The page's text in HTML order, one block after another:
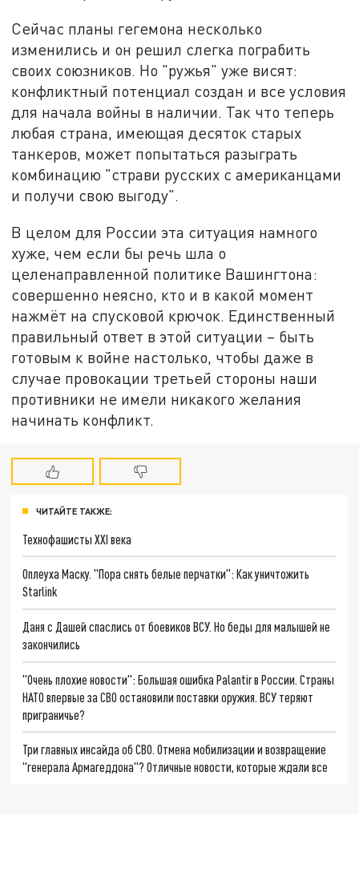
Сейчас планы гегемона несколько
изменились и он решил слегка пограбить
своих союзников. Но "ружья" уже висят:
конфликтный потенциал создан и все условия
для начала войны в наличии. Так что теперь
любая страна, имеющая десяток старых
танкеров, может попытаться разыграть
комбинацию "страви русских с американцами
и получи свою выгоду".
В целом для России эта ситуация намного
хуже, чем если бы речь шла о
целенаправленной политике Вашингтона:
совершенно неясно, кто и в какой момент
нажмёт на спусковой крючок. Единственный
правильный ответ в этой ситуации – быть
готовым к войне настолько, чтобы даже в
случае провокации третьей стороны наши
противники не имели никакого желания
начинать конфликт.
ЧИТАЙТЕ ТАКЖЕ:
Технофашисты XXI века
Оплеуха Маску. "Пора снять белые перчатки": Как уничтожить
Starlink
Даня с Дашей спаслись от боевиков ВСУ. Но беды для малышей не
закончились
"Очень плохие новости": Большая ошибка Palantir в России. Страны
НАТО впервые за СВО остановили поставки оружия. ВСУ теряют
приграничье?
Три главных инсайда об СВО. Отмена мобилизации и возвращение
"генерала Армагеддона"? Отличные новости, которые ждали все